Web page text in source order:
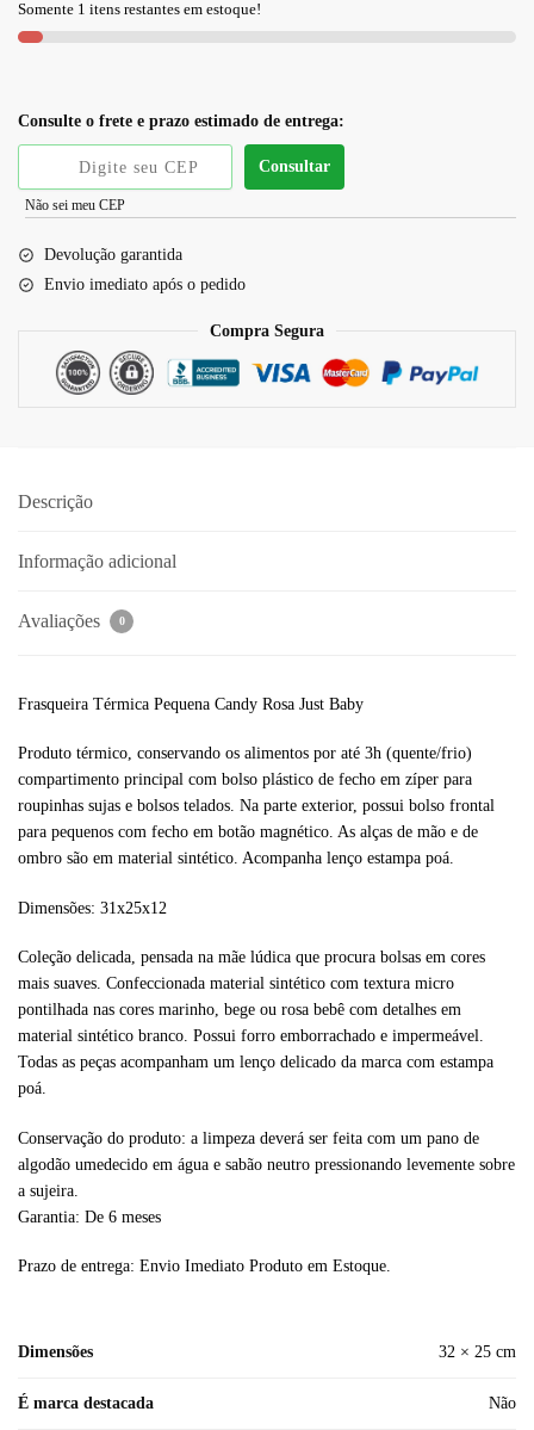
Somente 1 itens restantes em estoque!
Consulte o frete e prazo estimado de entrega:
Consultar
Não sei meu CEP
Devolução garantida
Envio imediato após o pedido
Compra Segura
Descrição
Informação adicional
Avaliações 0
Frasqueira Térmica Pequena Candy Rosa Just Baby
Produto térmico, conservando os alimentos por até 3h (quente/frio)
compartimento principal com bolso plástico de fecho em zíper para
roupinhas sujas e bolsos telados. Na parte exterior, possui bolso frontal
para pequenos com fecho em botão magnético. As alças de mão e de
ombro são em material sintético. Acompanha lenço estampa poá.
Dimensões: 31x25x12
Coleção delicada, pensada na mãe lúdica que procura bolsas em cores
mais suaves. Confeccionada material sintético com textura micro
pontilhada nas cores marinho, bege ou rosa bebê com detalhes em
material sintético branco. Possui forro emborrachado e impermeável.
Todas as peças acompanham um lenço delicado da marca com estampa
poá.
Conservação do produto: a limpeza deverá ser feita com um pano de
algodão umedecido em água e sabão neutro pressionando levemente sobre
a sujeira.
Garantia: De 6 meses
Prazo de entrega: Envio Imediato Produto em Estoque.
Dimensões 32 × 25 cm
É marca destacada Não